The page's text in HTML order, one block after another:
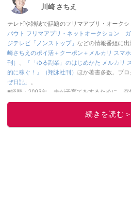
川崎 さちえ
テレビや雑誌で話題のフリマアプリ・オークシ
バウト フリマアプリ・ネットオークション
ジテレビ「ノンストップ」 などの情報番組に出
崎さちえのポイ活＋クーポン＋メルカリ スマ
刊） 、
『「ゆる副業」のはじめかた メルカリ
的に稼ぐ！』（翔泳社刊） ほか著書多数。ブロ
ぜ日記」 。
■経歴：2003年、夫が子育てをするために、
給料が０円になり、家にいながら、しかも空
に目をつける。しかし、取引の仕方がわから
続きを読む＞